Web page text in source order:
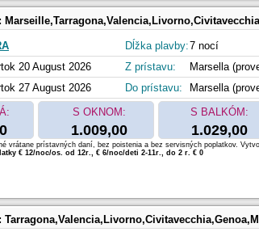
20 August 2026
27 August 2026
Dĺžka plavby:7 nocí
Z prístavu:
Marsella
Do prístavu:
Marsella
S OKNOM:
1.009,00
S BALKÓM:
1.029,00
vrátane prístavných daní, bez poistenia a bez servisných poplatkov.
€ 12/noc/os. od 12r., € 6/noc/deti 2-11r., do 2 r. € 0